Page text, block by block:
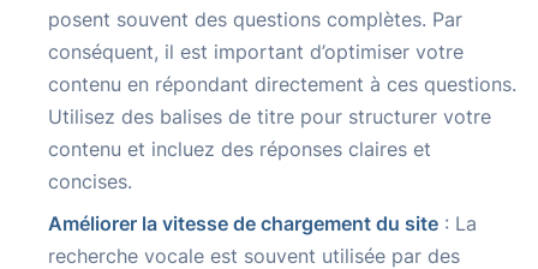
posent souvent des questions complètes. Par
conséquent, il est important d’optimiser votre
contenu en répondant directement à ces questions.
Utilisez des balises de titre pour structurer votre
contenu et incluez des réponses claires et
concises.
Améliorer la vitesse de chargement du site : La
recherche vocale est souvent utilisée par des